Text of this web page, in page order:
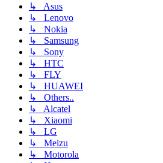
↳ Asus
↳ Lenovo
↳ Nokia
↳ Samsung
↳ Sony
↳ HTC
↳ FLY
↳ HUAWEI
↳ Others..
↳ Alcatel
↳ Xiaomi
↳ LG
↳ Meizu
↳ Motorola